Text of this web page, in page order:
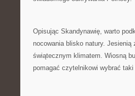
Opisując Skandynawię, warto
nocowania blisko natury.
świątecznym klimatem. Wiosną
pomagać czytelnikowi wybrać